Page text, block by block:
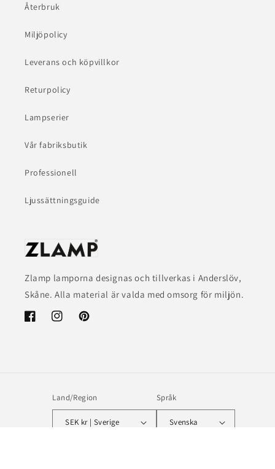
Återbruk
Miljöpolicy
Leverans och köpvillkor
Returpolicy
Lampserier
Vår fabriksbutik
Professionell
Ljussättningsguide
Zlamp lamporna designas och tillverkas i Anderslöv,
Skåne. Alla material är valda med omsorg för miljön.
FacebookInstagramPinterest
Land/Region
SEK kr | Sverige
Språk
Svenska